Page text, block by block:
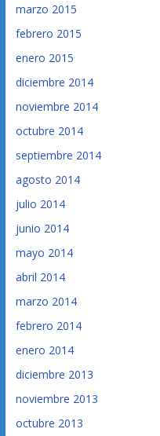
marzo 2015
febrero 2015
enero 2015
diciembre 2014
noviembre 2014
octubre 2014
septiembre 2014
agosto 2014
julio 2014
junio 2014
mayo 2014
abril 2014
marzo 2014
febrero 2014
enero 2014
diciembre 2013
noviembre 2013
octubre 2013